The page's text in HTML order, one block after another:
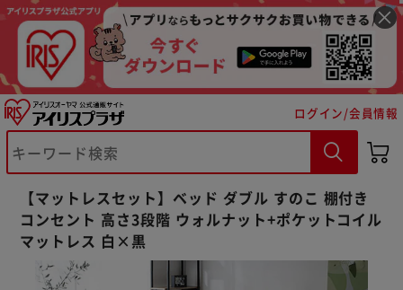
ログイン/会員情報
【マットレスセット】ベッド ダブル すのこ 棚付き
コンセント 高さ3段階 ウォルナット+ポケットコイル
マットレス 白×黒